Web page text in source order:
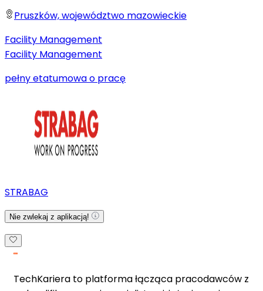
Pruszków, województwo mazowieckie
Facility Management
Facility Management
pełny etatumowa o pracę
STRABAG
Nie zwlekaj z aplikacją!
TechKariera to platforma łącząca pracodawców z